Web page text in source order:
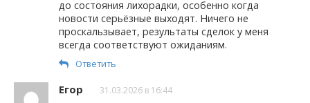
до состояния лихорадки, особенно когда
новости серьёзные выходят. Ничего не
проскальзывает, результаты сделок у меня
всегда соответствуют ожиданиям.
Ответить
Егор 31.03.2026 в 16:44